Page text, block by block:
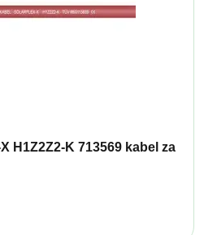
H1Z2Z2-K 713569 kabel za